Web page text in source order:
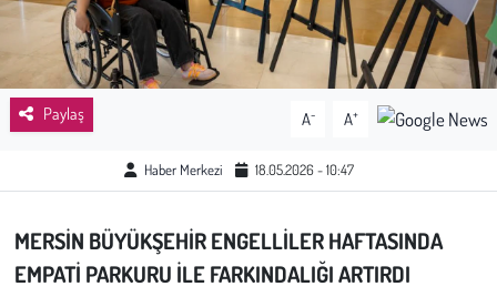
Paylaş A- A+
Haber Merkezi 18.05.2026 - 10:47
MERSİN BÜYÜKŞEHİR ENGELLİLER HAFTASINDA
EMPATİ PARKURU İLE FARKINDALIĞI ARTIRDI
Emek
Spor
Bilim - Teknoloji